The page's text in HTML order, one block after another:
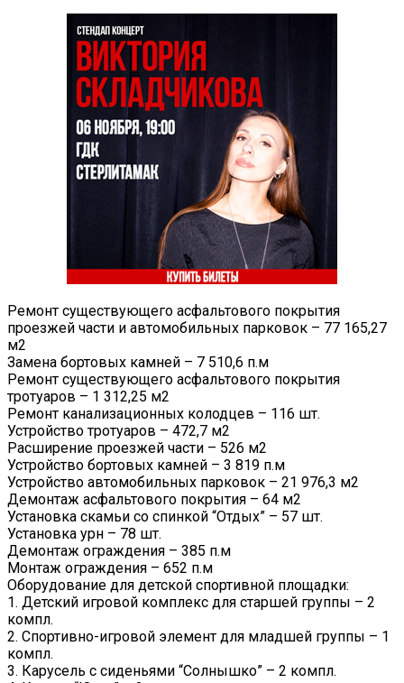
Ремонт существующего асфальтового покрытия
проезжей части и автомобильных парковок – 77 165,27
м2
Замена бортовых камней – 7 510,6 п.м
Ремонт существующего асфальтового покрытия
тротуаров – 1 312,25 м2
Ремонт канализационных колодцев – 116 шт.
Устройство тротуаров – 472,7 м2
Расширение проезжей части – 526 м2
Устройство бортовых камней – 3 819 п.м
Устройство автомобильных парковок – 21 976,3 м2
Демонтаж асфальтового покрытия – 64 м2
Установка скамьи со спинкой “Отдых” – 57 шт.
Установка урн – 78 шт.
Демонтаж ограждения – 385 п.м
Монтаж ограждения – 652 п.м
Оборудование для детской спортивной площадки:
1. Детский игровой комплекс для старшей группы – 2
компл.
2. Спортивно-игровой элемент для младшей группы – 1
компл.
3. Карусель с сиденьями “Солнышко” – 2 компл.